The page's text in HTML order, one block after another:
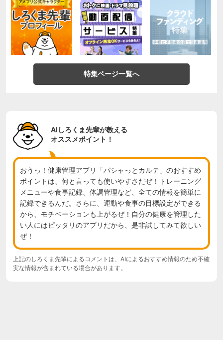
特集ページ一覧へ
AIしろくま先輩が教える
オススメポイント！
おうっ！健康管理アプリ「パシャっとカルテ」のおすすめ
ポイントは、何と言っても使いやすさだぜ！トレーニング
メニューや食事記録、体調管理など、全ての情報を簡単に
記録できるんだ。さらに、運動や食事の目標設定ができる
から、モチベーションも上がるぜ！自分の健康を管理した
い人にはピッタリのアプリだから、是非試してみて欲しい
ぜ！
上記のしろくま先輩によるコメントは、AIによるおすすめ情報のため不確
実な情報が含まれている場合があります。